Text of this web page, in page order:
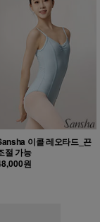
이콜 레오타드_끈
절 가능
원